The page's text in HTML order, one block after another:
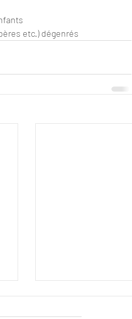
etc.) dégenrés